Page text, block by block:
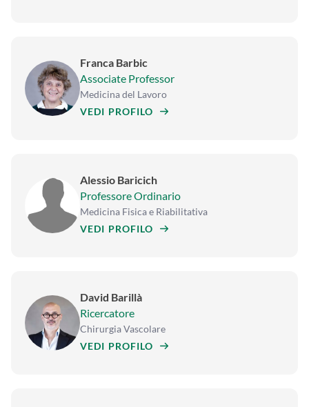
Franca Barbic
Associate Professor
Medicina del Lavoro
VEDI PROFILO
Alessio Baricich
Professore Ordinario
Medicina Fisica e Riabilitativa
VEDI PROFILO
David Barillà
Ricercatore
Chirurgia Vascolare
VEDI PROFILO